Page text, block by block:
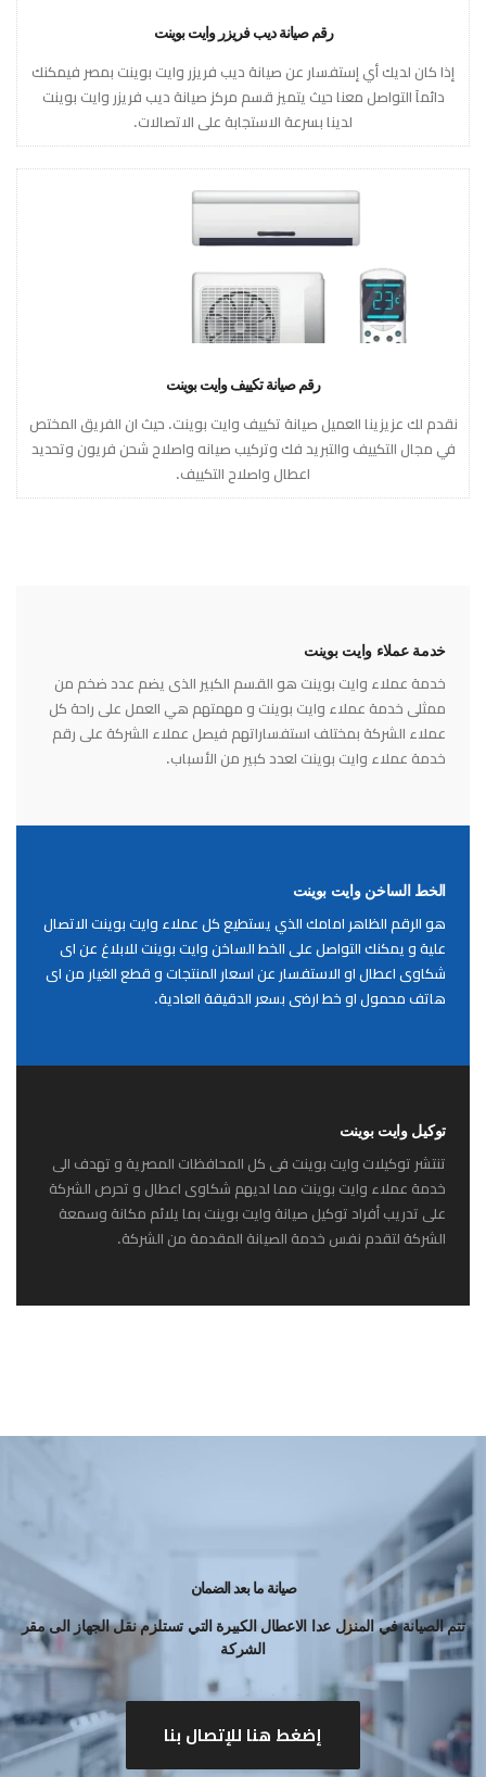
رقم صيانة ديب فريزر وايت بوينت
إذا كان لديك أي إستفسار عن صيانة ديب فريزر وايت بوينت بمصر فيمكنك
دائماَ التواصل معنا حيث يتميز قسم مركز صيانة ديب فريزر وايت بوينت
لدينا بسرعة الاستجابة على الاتصالات.
رقم صيانة تكييف وايت بوينت
نقدم لك عزيزينا العميل صيانة تكييف وايت بوينت. حيث ان الفريق المختص
في مجال التكييف والتبريد فك وتركيب صيانه واصلاح شحن فريون وتحديد
اعطال واصلاح التكييف.
خدمة عملاء وايت بوينت
خدمة عملاء وايت بوينت هو القسم الكبير الذى يضم عدد ضخم من
ممثلى خدمة عملاء وايت بوينت و مهمتهم هي العمل على راحة كل
عملاء الشركة بمختلف استفساراتهم فيصل عملاء الشركة على رقم
خدمة عملاء وايت بوينت لعدد كبير من الأسباب.
الخط الساخن وايت بوينت
هو الرقم الظاهر امامك الذي يستطيع كل عملاء وايت بوينت الاتصال
علية و يمكنك التواصل على الخط الساخن وايت بوينت للابلاغ عن اى
شكاوى اعطال او الاستفسار عن اسعار المنتجات و قطع الغيار من اى
هاتف محمول او خط ارضى بسعر الدقيقة العادية.
توكيل وايت بوينت
تنتشر توكيلات وايت بوينت فى كل المحافظات المصرية و تهدف الى
خدمة عملاء وايت بوينت مما لديهم شكاوى اعطال و تحرص الشركة
على تدريب أفراد توكيل صيانة وايت بوينت بما يلائم مكانة وسمعة
الشركة لتقدم نفس خدمة الصيانة المقدمة من الشركة.
صيانة ما بعد الضمان
تتم الصيانة في المنزل عدا الاعطال الكبيرة التي تستلزم نقل الجهاز الى مقر
الشركة
إضغط هنا للإتصال بنا